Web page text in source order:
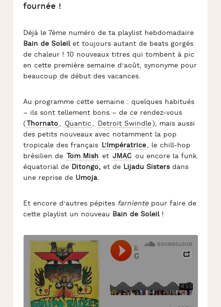
fournée !
Déjà le 7ème numéro de ta playlist hebdomadaire
Bain de Soleilet toujours autant de beats gorgés
de chaleur ! 10 nouveaux titres qui tombent à pic
en cette première semaine d’août, synonyme pour
beaucoup de début des vacances.
Au programme cette semaine : quelques habitués
– ils sont tellement bons – de ce rendez-vous
(Thornato, Quantic , Detroit Swindle), mais aussi
des petits nouveaux avec notamment la pop
tropicale des français L’Impératrice, le chill-hop
brésilien de Tom Mish et JMAC ou encore la funk
équatorial de Ditongo, et de Lijadu Sistersdans
une reprise de Umoja.
Et encore d’autres pépites farniente pour faire de
cette playlist un nouveau Bain de Soleil!